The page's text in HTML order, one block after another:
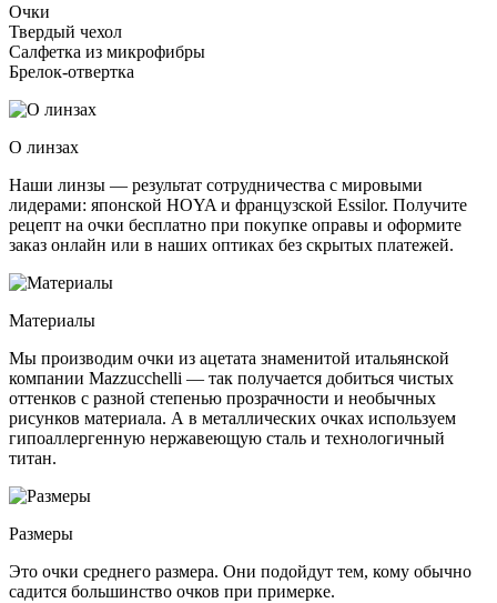
Очки
Твердый чехол
Салфетка из микрофибры
Брелок-отвертка
О линзах
Наши линзы — результат сотрудничества с мировыми
лидерами: японской HOYA и французской Essilor. Получите
рецепт на очки бесплатно при покупке оправы и оформите
заказ онлайн или в наших оптиках без скрытых платежей.
Материалы
Мы производим очки из ацетата знаменитой итальянской
компании Mazzucchelli — так получается добиться чистых
оттенков с разной степенью прозрачности и необычных
рисунков материала. А в металлических очках используем
гипоаллергенную нержавеющую сталь и технологичный
титан.
Размеры
Это очки среднего размера. Они подойдут тем, кому обычно
садится большинство очков при примерке.